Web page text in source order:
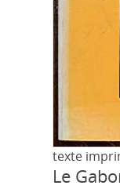
texte
Le